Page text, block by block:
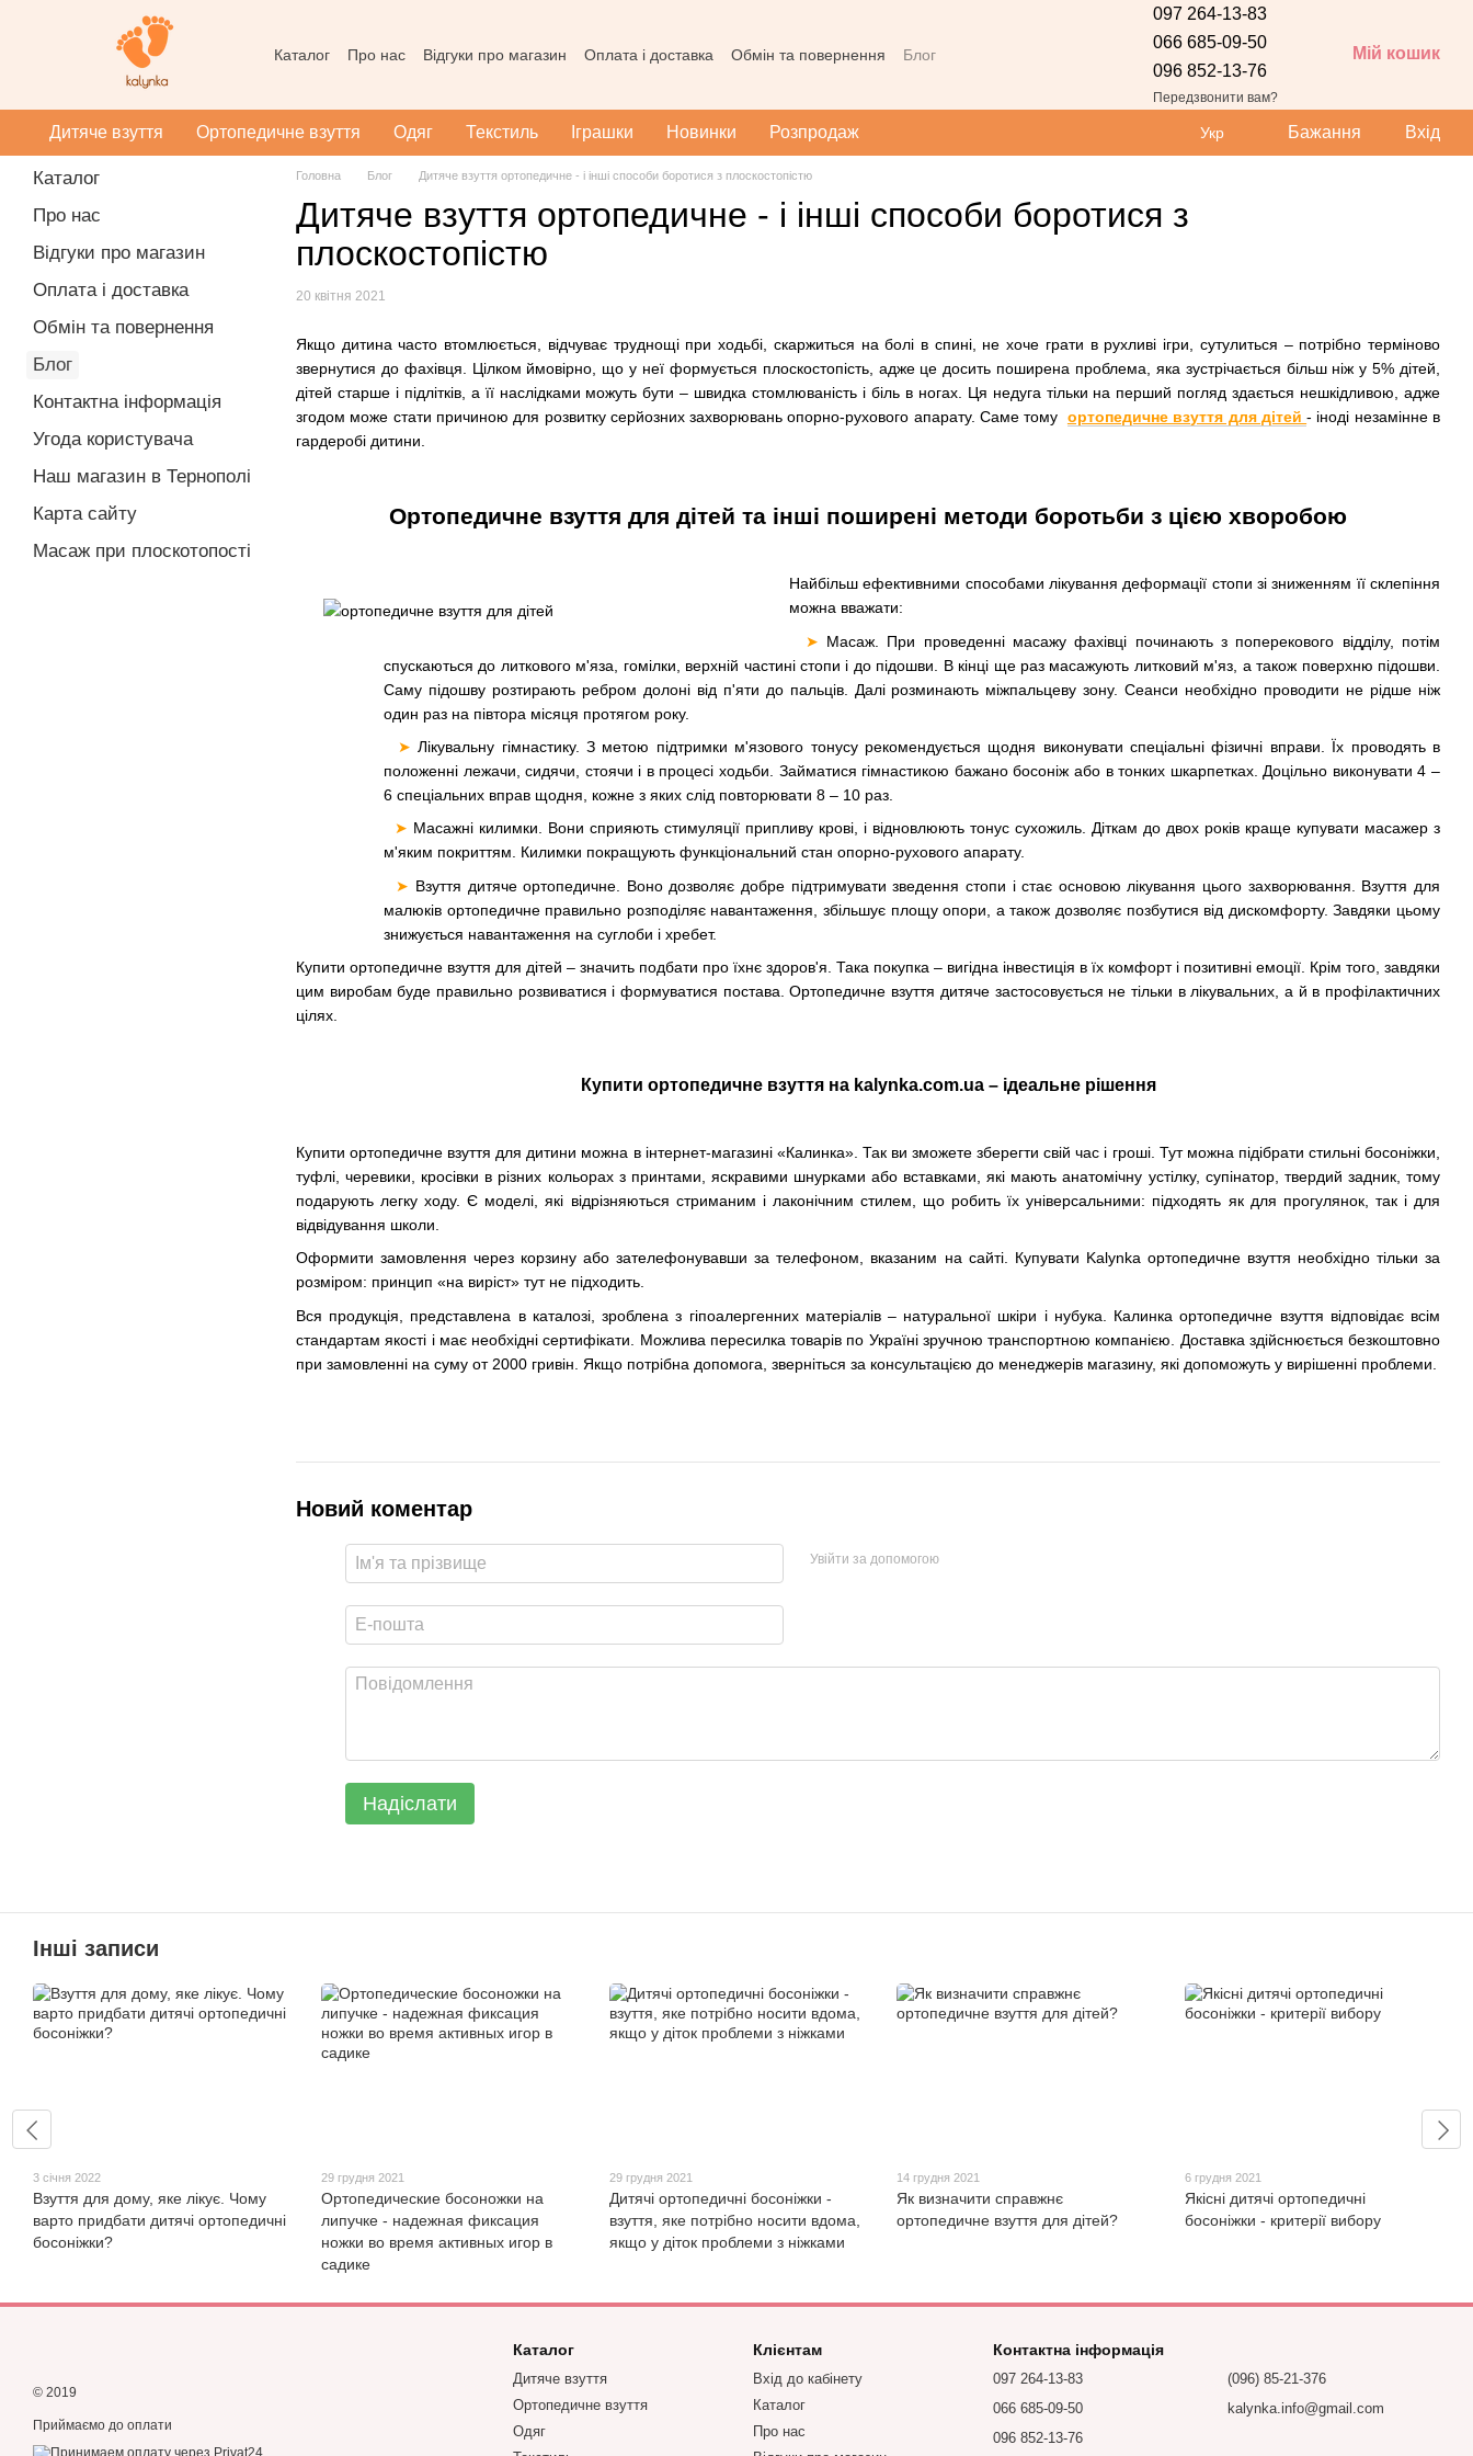
Перейти до основного контенту
Каталог Про нас Відгуки про магазин Оплата і доставка Обмін та повернення
Блог
097 264-13-83
066 685-09-50
096 852-13-76
Передзвонити вам?
Мій кошик
Дитяче взуття Ортопедичне взуття Одяг Текстиль Іграшки Новинки Розпродаж Укр Бажання Вхід
Головна Блог Дитяче взуття ортопедичне - і інші способи боротися з плоскостопістю
Дитяче взуття ортопедичне - і інші способи боротися з
плоскостопістю
20 квітня 2021
Якщо дитина часто втомлюється, відчуває труднощі при ходьбі, скаржиться на болі в спині, не хоче грати в рухливі ігри, сутулиться – потрібно терміново
звернутися до фахівця. Цілком ймовірно, що у неї формується плоскостопість, адже це досить поширена проблема, яка зустрічається більш ніж у 5% дітей,
дітей старше і підлітків, а її наслідками можуть бути – швидка стомлюваність і біль в ногах. Ця недуга тільки на перший погляд здається нешкідливою, адже
згодом може стати причиною для розвитку серйозних захворювань опорно-рухового апарату. Саме тому ортопедичне взуття для дітей- іноді незамінне в
гардеробі дитини.
Ортопедичне взуття для дітей та інші поширені методи боротьби з цією хворобою
Найбільш ефективними способами лікування деформації стопи зі зниженням її склепіння
можна вважати:
➤ Масаж. При проведенні масажу фахівці починають з поперекового відділу, потім
спускаються до литкового м'яза, гомілки, верхній частині стопи і до підошви. В кінці ще раз масажують литковий м'яз, а також поверхню підошви.
Саму підошву розтирають ребром долоні від п'яти до пальців. Далі розминають міжпальцеву зону. Сеанси необхідно проводити не рідше ніж
один раз на півтора місяця протягом року.
➤Лікувальну гімнастику. З метою підтримки м'язового тонусу рекомендується щодня виконувати спеціальні фізичні вправи. Їх проводять в
положенні лежачи, сидячи, стоячи і в процесі ходьби. Займатися гімнастикою бажано босоніж або в тонких шкарпетках. Доцільно виконувати 4 –
6 спеціальних вправ щодня, кожне з яких слід повторювати 8 – 10 раз.
➤ Масажні килимки. Вони сприяють стимуляції припливу крові, і відновлюють тонус сухожиль. Діткам до двох років краще купувати масажер з
м'яким покриттям. Килимки покращують функціональний стан опорно-рухового апарату.
➤ Взуття дитяче ортопедичне. Воно дозволяє добре підтримувати зведення стопи і стає основою лікування цього захворювання. Взуття для
малюків ортопедичне правильно розподіляє навантаження, збільшує площу опори, а також дозволяє позбутися від дискомфорту. Завдяки цьому
знижується навантаження на суглоби і хребет.
Купити ортопедичне взуття для дітей – значить подбати про їхнє здоров'я. Така покупка – вигідна інвестиція в їх комфорт і позитивні емоції. Крім того, завдяки
цим виробам буде правильно розвиватися і формуватися постава. Ортопедичне взуття дитяче застосовується не тільки в лікувальних, а й в профілактичних
цілях.
Купити ортопедичне взуття на kalynka.com.ua – ідеальне рішення
Купити ортопедичне взуття для дитини можна в інтернет-магазині «Калинка». Так ви зможете зберегти свій час і гроші. Тут можна підібрати стильні босоніжки,
туфлі, черевики, кросівки в різних кольорах з принтами, яскравими шнурками або вставками, які мають анатомічну устілку, супінатор, твердий задник, тому
подарують легку ходу. Є моделі, які відрізняються стриманим і лаконічним стилем, що робить їх універсальними: підходять як для прогулянок, так і для
відвідування школи.
Оформити замовлення через корзину або зателефонувавши за телефоном, вказаним на сайті. Купувати Kalynka ортопедичне взуття необхідно тільки за
розміром: принцип «на виріст» тут не підходить.
Вся продукція, представлена ​​в каталозі, зроблена з гіпоалергенних матеріалів – натуральної шкіри і нубука. Калинка ортопедичне взуття відповідає всім
стандартам якості і має необхідні сертифікати. Можлива пересилка товарів по Україні зручною транспортною компанією. Доставка здійснюється безкоштовно
при замовленні на суму от 2000 гривін. Якщо потрібна допомога, зверніться за консультацією до менеджерів магазину, які допоможуть у вирішенні проблеми.
Новий коментар
Увійти за допомогою
Надіслати
Каталог
Про нас
Відгуки про магазин
Оплата і доставка
Обмін та повернення
Блог
Контактна інформація
Угода користувача
Наш магазин в Тернополі
Карта сайту
Масаж при плоскотопості
Інші записи
3 січня 2022
Взуття для дому, яке лікує. Чому
варто придбати дитячі ортопедичні
босоніжки?
29 грудня 2021
Ортопедические босоножки на
липучке - надежная фиксация
ножки во время активных игор в
садике
29 грудня 2021
Дитячі ортопедичні босоніжки -
взуття, яке потрібно носити вдома,
якщо у діток проблеми з ніжками
14 грудня 2021
Як визначити справжнє
ортопедичне взуття для дітей?
6 грудня 2021
Якісні дитячі ортопедичні
босоніжки - критерії вибору
© 2019
Приймаємо до оплати
Каталог
Дитяче взуття
Ортопедичне взуття
Одяг
Клієнтам
Вхід до кабінету
Каталог
Про нас
Контактна інформація
097 264-13-83
066 685-09-50
096 852-13-76
(096) 85-21-376
kalynka.info@gmail.com